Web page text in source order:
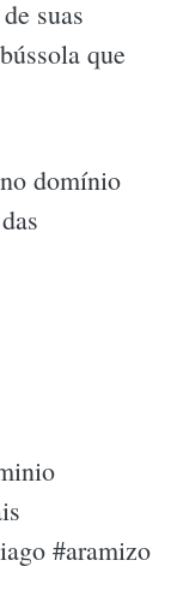
suas
que
domínio
#aramizo